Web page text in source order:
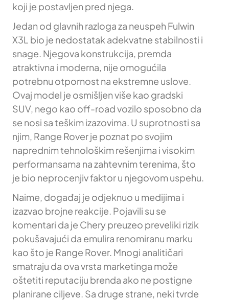
koji je postavljen pred njega.
Jedan od glavnih razloga za neuspeh Fulwin
X3L bio je nedostatak adekvatne stabilnosti i
snage. Njegova konstrukcija, premda
atraktivna i moderna, nije omogućila
potrebnu otpornost na ekstremne uslove.
Ovaj model je osmišljen više kao gradski
SUV, nego kao off-road vozilo sposobno da
se nosi sa teškim izazovima. U suprotnosti sa
njim, Range Rover je poznat po svojim
naprednim tehnološkim rešenjima i visokim
performansama na zahtevnim terenima, što
je bio neprocenjiv faktor u njegovom uspehu.
Naime, događaj je odjeknuo u medijima i
izazvao brojne reakcije. Pojavili su se
komentari da je Chery preuzeo preveliki rizik
pokušavajući da emulira renomiranu marku
kao što je Range Rover. Mnogi analitičari
smatraju da ova vrsta marketinga može
oštetiti reputaciju brenda ako ne postigne
planirane ciljeve. Sa druge strane, neki tvrde